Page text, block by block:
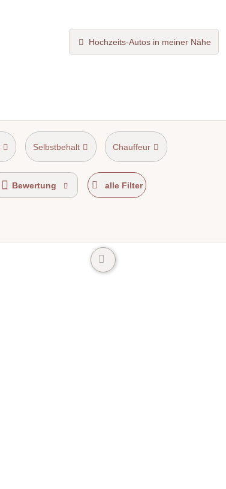
Hochzeits-Autos in meiner Nähe
Selbstbehalt Chauffeur
Bewertung alle Filter